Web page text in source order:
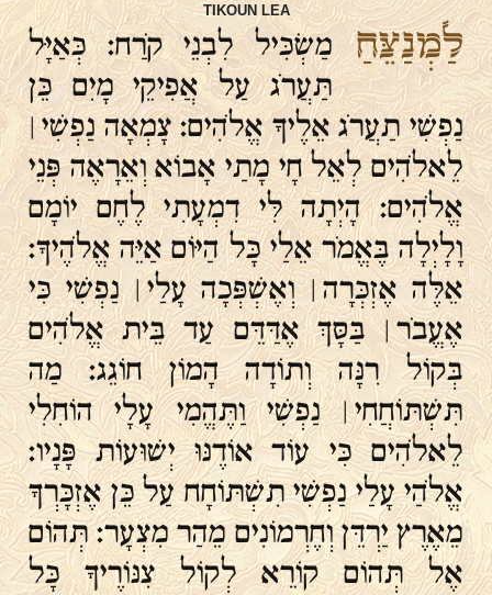
TIKOUN LEA
לַמְנַצֵּחַמַשְׂכִּיל לִבְנֵי קֹרַח׃ כְּאַיָּל
תַּעֲרֹג עַל אֲפִיקֵי מָיִם כֵּן
נַפְשִׁי תַעֲרֹג אֵלֶיךָ אֱלֹהִים׃ צָמְאָה נַפְשִׁי ׀
לֵאלֹהִים לְאֵל חָי מָתַי אָבוֹא וְאֵרָאֶה פְּנֵי
אֱלֹהִים׃ הָיְתָה לִּי דִמְעָתִי לֶחֶם יוֹמָם
וָלָיְלָה בֶּאֱמֹר אֵלַי כָּל הַיּוֹם אַיֵּה אֱלֹהֶיךָ׃
אֵלֶּה אֶזְכְּרָה ׀ וְאֶשְׁפְּכָה עָלַי ׀ נַפְשִׁי כִּי
אֶעֱבֹר ׀ בַּסָּךְ אֶדַּדֵּם עַד בֵּית אֱלֹהִים
בְּקוֹל רִנָּה וְתוֹדָה הָמוֹן חוֹגֵג׃ מַה
תִּשְׁתּוֹחֲחִי ׀ נַפְשִׁי וַתֶּהֱמִי עָלָי הוֹחִלִי
לֵאלֹהִים כִּי עוֹד אוֹדֶנּוּ יְשׁוּעוֹת פָּנָיו׃
אֱלֹהַי עָלַי נַפְשִׁי תִשְׁתּוֹחָח עַל כֵּן אֶזְכָּרְךָ
מֵאֶרֶץ יַרְדֵּן וְחֶרְמוֹנִים מֵהַר מִצְעָר׃ תְּהוֹם
אֶל תְּהוֹם קוֹרֵא לְקוֹל צִנּוֹרֶיךָ כָּל